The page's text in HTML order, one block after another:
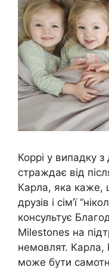
Коррі у випадку
страждає від
Карла, яка каже,
друзів і сім’ї
консультує
Milestones на
немовлят. Карла,
може бути